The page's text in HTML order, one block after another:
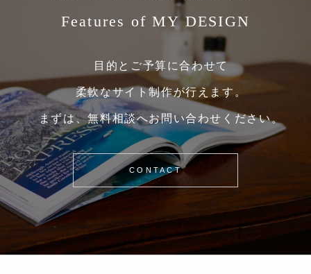
Features of MY DESIGN
目的とご予算に合わせて
柔軟なサイト制作が行えます。
まずは、無料相談へお問い合わせください。
CONTACT